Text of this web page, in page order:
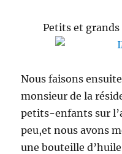
Petits et
Nous faisons
monsieur de la
petits-enfants sur
peu,et nous avons
une bouteille